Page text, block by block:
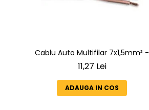
Cablu Auto Multifilar 7x1,5mm² -
Rezistent și Flexibil pentru Remorci 12V-
11,27 Lei
ADAUGA IN COS